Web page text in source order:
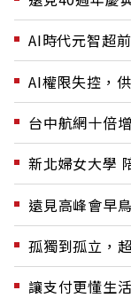
AI時代元智超
AI權限失控，
台中航網十倍
新北婦女大學
遠見高峰會早
孤獨到孤立，
讓支付更懂生